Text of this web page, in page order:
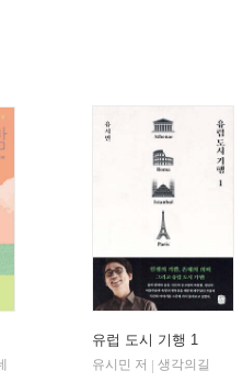
유럽 도시 기행 1
유시민 저
생각의길